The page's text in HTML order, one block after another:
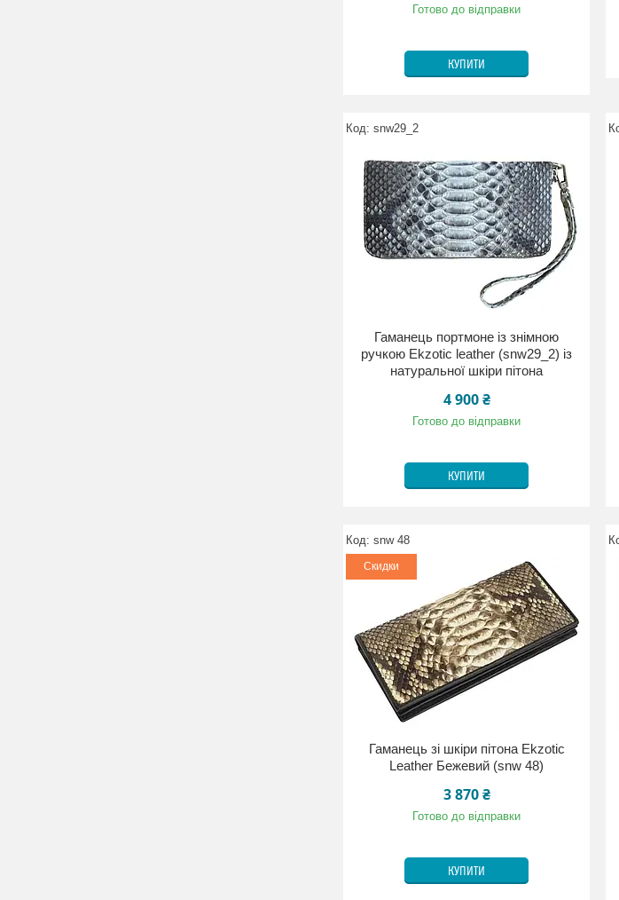
Готово до відправки
КУПИТИ
snw29_2
Гаманець портмоне із знімною
ручкою Ekzotic leather (snw29_2) із
натуральної шкіри пітона
4 900 ₴
Готово до відправки
КУПИТИ
snw 48
Скидки
Гаманець зі шкіри пітона Ekzotic
Leather Бежевий (snw 48)
3 870 ₴
Готово до відправки
КУПИТИ